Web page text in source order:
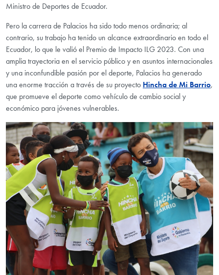
Ministro de Deportes de Ecuador.
Pero la carrera de Palacios ha sido todo menos ordinaria; al
contrario, su trabajo ha tenido un alcance extraordinario en todo el
Ecuador, lo que le valió el Premio de Impacto ILG 2023. Con una
amplia trayectoria en el servicio público y en asuntos internacionales
y una inconfundible pasión por el deporte, Palacios ha generado
una enorme tracción a través de su proyecto Hincha de Mi Barrio,
que promueve el deporte como vehículo de cambio social y
económico para jóvenes vulnerables.